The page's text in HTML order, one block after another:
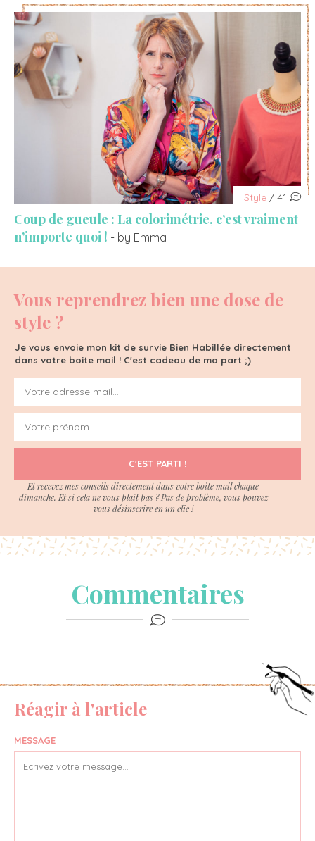
Style / 41
Coup de gueule : La colorimétrie, c’est vraiment
n’importe quoi ! - by Emma
Vous reprendrez bien une dose de
style ?
Je vous envoie mon kit de survie Bien Habillée directement
dans votre boite mail ! C'est cadeau de ma part ;)
C'EST PARTI !
Et recevez mes conseils directement dans votre boite mail chaque
dimanche. Et si cela ne vous plait pas ? Pas de problème, vous pouvez
vous désinscrire en un clic !
Commentaires
Réagir à l'article
MESSAGE